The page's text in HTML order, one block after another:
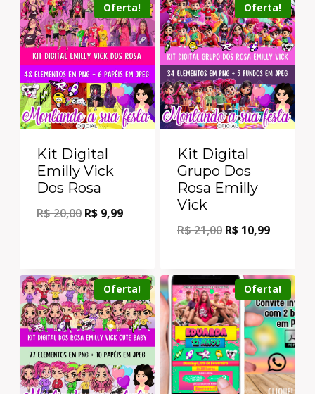
Oferta!
Kit Digital
Emilly Vick
Dos Rosa
R$20,00 R$ 9,99
Oferta!
Kit Digital
Grupo Dos
Rosa Emilly
Vick
R$21,00 R$ 10,99
Oferta! Oferta!